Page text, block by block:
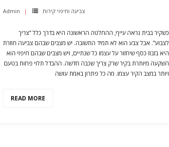
Admin צביעה וחיפוי קירות
כשקיר בבית נראה עייף, ההחלטה הראשונה היא בדרך כלל “צריך
לצבוע”. אבל צבע הוא לא תמיד התשובה. יש מצבים שבהם צביעה חוזרת
היא בזבוז כסף שיחזור על עצמו כל שנתיים, ויש מצבים שבהם חיפוי הוא
השקעה מיותרת בקיר שרק צריך שכבה חדשה. ההבדל תלוי פחות בטעם
ויותר במצב הקיר עצמו. מה כל פתרון באמת עושה
READ MORE